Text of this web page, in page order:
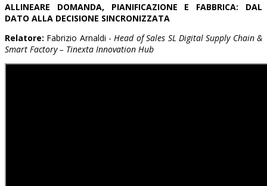
ALLINEARE DOMANDA, PIANIFICAZIONE E FABBRICA: DAL
DATO ALLA DECISIONE SINCRONIZZATA
Relatore: Fabrizio Arnaldi - Head of Sales SL Digital Supply Chain &
Smart Factory – Tinexta Innovation Hub